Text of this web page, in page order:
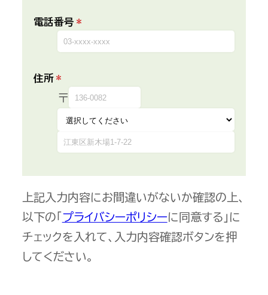
電話番号 *
住所 *
〒
上記入力内容にお間違いがないか確認の上、
以下の「 プライバシーポリシーに同意する」に
チェックを入れて、入力内容確認ボタンを押
してください。